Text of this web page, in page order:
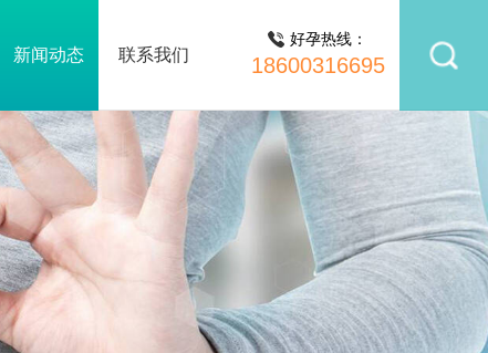
新闻动态 联系我们
好孕热线：
18600316695